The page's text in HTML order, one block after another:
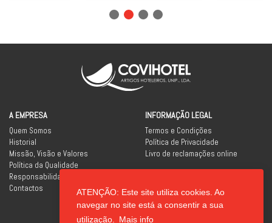
ATENÇÃO: Este site utiliza cookies. Ao
navegar no site está a consentir a sua
utilização.
Mais info
A EMPRESA
Quem Somos
Historial
Missão, Visão e Valores
Política da Qualidade
Responsabilidade Social
Contactos
INFORMAÇÃO LEGAL
Termos e Condições
Política de Privacidade
Livro de reclamações online
REDES SOCIAIS